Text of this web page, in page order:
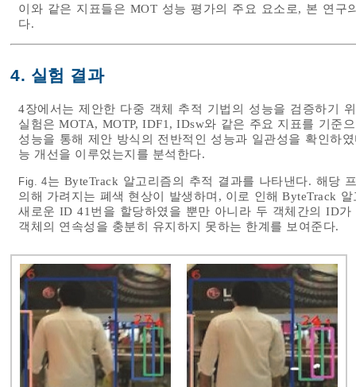
이와 같은 지표들은 MOT 성능 평가의 주요 요소로, 본 연
다.
4. 실험 결과
4장에서는 제안한 다중 객체 추적 기법의 성능을 검증하기
실험은 MOTA, MOTP, IDF1, IDsw와 같은 주요 지표를 기준
성능을 통해 제안 방식의 전반적인 성능과 일관성을 확인하
능 개선을 이루었는지를 분석한다.
Fig. 4는 ByteTrack 알고리즘의 추적 결과를 나타낸다. 해당
의해 가려지는 폐색 현상이 발생하며, 이로 인해 ByteTrack
새로운 ID 41번을 할당하였을 뿐만 아니라 두 객체간의 ID
객체의 연속성을 충분히 유지하지 못하는 한계를 보여준다.